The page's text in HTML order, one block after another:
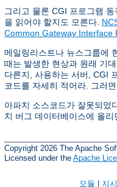
그리고 물론 CGI 프로그램
을 읽어야 할지도 모른다.
Common Gateway Interface
메일링리스트나 뉴스그룹에
때는 발생한 현상과 원래 기
다른지, 사용하는 서버, CGI
코드를 자세히 적어라. 그러
아파치 소스코드가 잘못되었
치 버그 데이터베이스에 올리
Copyright 2026 The Apache
Licensed under the Apache
모듈 지